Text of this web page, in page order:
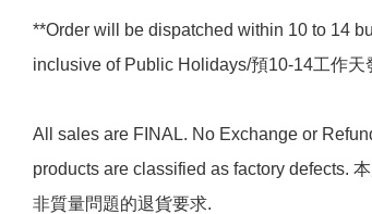
**Order will be dispatched within 10 to 14
inclusive of Public Holidays/預10-14工作天
All sales are FINAL. No Exchange or
products are classified as factory defects.
非質量問題的退貨要求.